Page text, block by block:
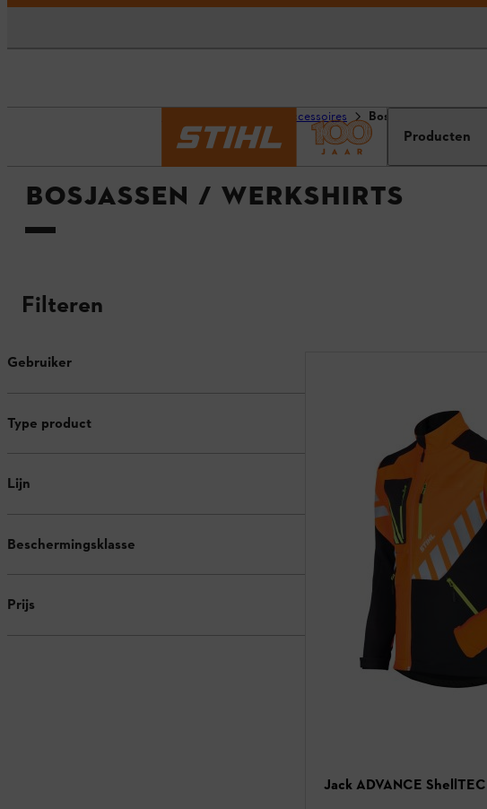
Producten
Productaccessoires Bosjassen / werkshirts
BOSJASSEN / WERKSHIRTS
Filteren
Gebruiker
Type product
Lijn
Beschermingsklasse
Prijs
Jack ADVANCE ShellTEC